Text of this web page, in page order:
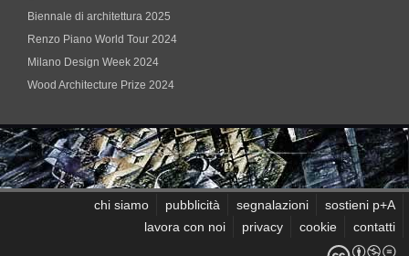
Biennale di architettura 2025
Renzo Piano World Tour 2024
Milano Design Week 2024
Wood Architecture Prize 2024
chi siamo pubblicità segnalazioni
sostieni p+A
lavora con noi
privacy cookie contatti